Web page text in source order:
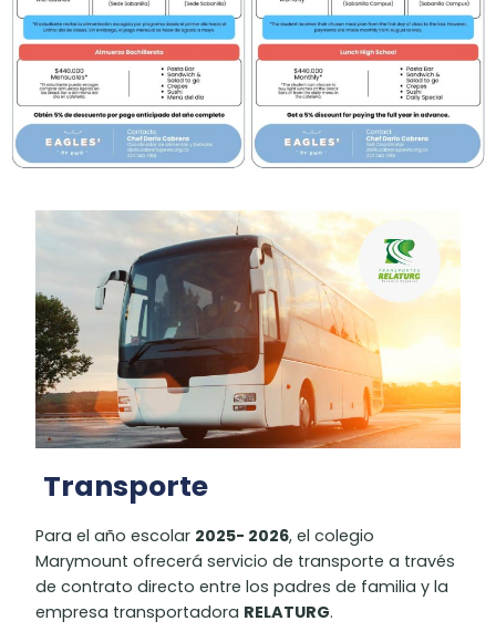
Transporte
Para el año escolar 2025- 2026, el colegio
Marymount ofrecerá servicio de transporte a través
de contrato directo entre los padres de familia y la
empresa transportadora RELATURG.